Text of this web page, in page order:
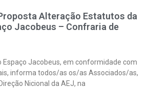
Alteração Estatutos da
Jacobeus – Confraria de
Espaço Jacobeus, em conformidade com
informa todos/as os/as Associados/as,
Nicional da AEJ, na